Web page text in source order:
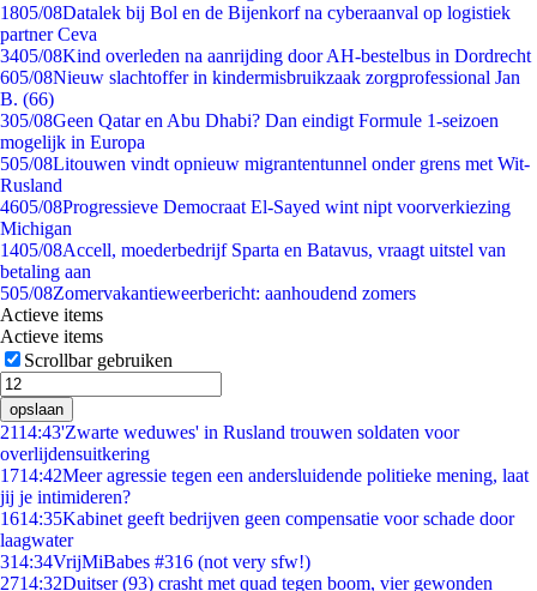
1805/08Datalek bij Bol en de Bijenkorf na cyberaanval op logistiek
partner Ceva
3405/08Kind overleden na aanrijding door AH-bestelbus in Dordrecht
605/08Nieuw slachtoffer in kindermisbruikzaak zorgprofessional Jan
B. (66)
305/08Geen Qatar en Abu Dhabi? Dan eindigt Formule 1-seizoen
mogelijk in Europa
505/08Litouwen vindt opnieuw migrantentunnel onder grens met Wit-
Rusland
4605/08Progressieve Democraat El-Sayed wint nipt voorverkiezing
Michigan
1405/08Accell, moederbedrijf Sparta en Batavus, vraagt uitstel van
betaling aan
505/08Zomervakantieweerbericht: aanhoudend zomers
Actieve items
Actieve items
Scrollbar gebruiken
opslaan
2114:43'Zwarte weduwes' in Rusland trouwen soldaten voor
overlijdensuitkering
1714:42Meer agressie tegen een andersluidende politieke mening, laat
jij je intimideren?
1614:35Kabinet geeft bedrijven geen compensatie voor schade door
laagwater
314:34VrijMiBabes #316 (not very sfw!)
2714:32Duitser (93) crasht met quad tegen boom, vier gewonden